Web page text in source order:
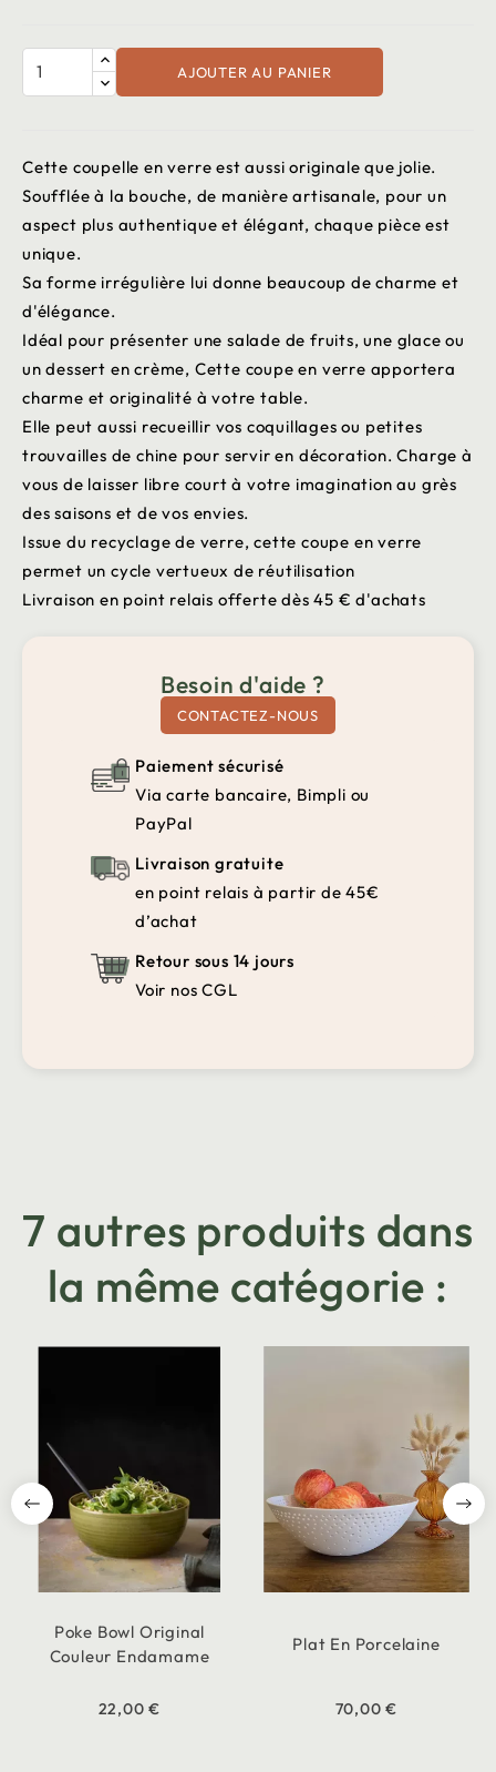
AJOUTER AU PANIER
Cette coupelle en verre est aussi originale que jolie.
Soufflée à la bouche, de manière artisanale, pour un
aspect plus authentique et élégant, chaque pièce est
unique.
Sa forme irrégulière lui donne beaucoup de charme et
d'élégance.
Idéal pour présenter une salade de fruits, une glace ou
un dessert en crème, Cette coupe en verre apportera
charme et originalité à votre table.
Elle peut aussi recueillir vos coquillages ou petites
trouvailles de chine pour servir en décoration. Charge à
vous de laisser libre court à votre imagination au grès
des saisons et de vos envies.
Issue du recyclage de verre, cette coupe en verre
permet un cycle vertueux de réutilisation
Livraison en point relais offerte dès 45 € d'achats
Besoin d'aide ?
CONTACTEZ-NOUS
Paiement sécurisé
Via carte bancaire, Bimpli ou
PayPal
Livraison gratuite
en point relais à partir de 45€
d’achat
Retour sous 14 jours
Voir nos CGL
7 autres produits dans
la même catégorie :
Poke Bowl Original
Couleur Endamame
22,00 €
Plat En Porcelaine
70,00 €